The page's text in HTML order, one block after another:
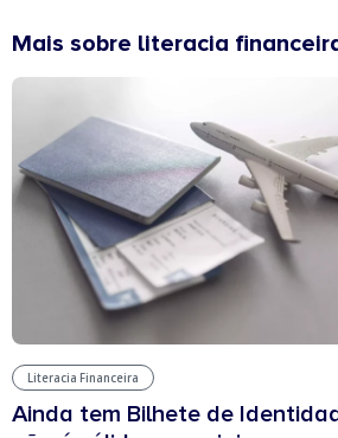
Mais sobre literacia
Literacia Financeira
Ainda tem Bilhete de